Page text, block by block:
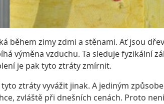
během zimy zdmi a stěnami. Ať jsou
výměna vzduchu. Ta sleduje fyzikální
je pak tyto ztráty zmírnit.
ztráty vyvážit jinak. A jediným
zvláště při dnešních cenách. Proto